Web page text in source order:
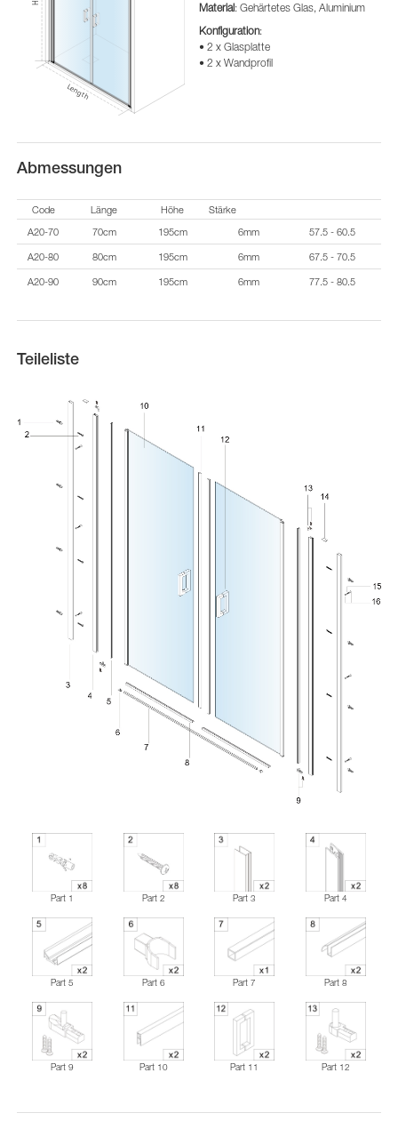
Material: Gehärtetes Glas, Aluminium
Konfiguration:
• 2 x Glasplatte
• 2 x Wandprofil
Abmessungen
Code Länge Höhe
Stärke
A20-70
70cm 195cm 6mm 57.5 - 60.5
A20-80 80cm 195cm 6mm 67.5 - 70.5
A20-90 90cm 195cm 6mm 77.5 - 80.5
Teileliste
Part 1 Part 2 Part 3 Part 4
Part 5 Part 6 Part 7 Part 8
Part 9 Part 10 Part 11 Part 12